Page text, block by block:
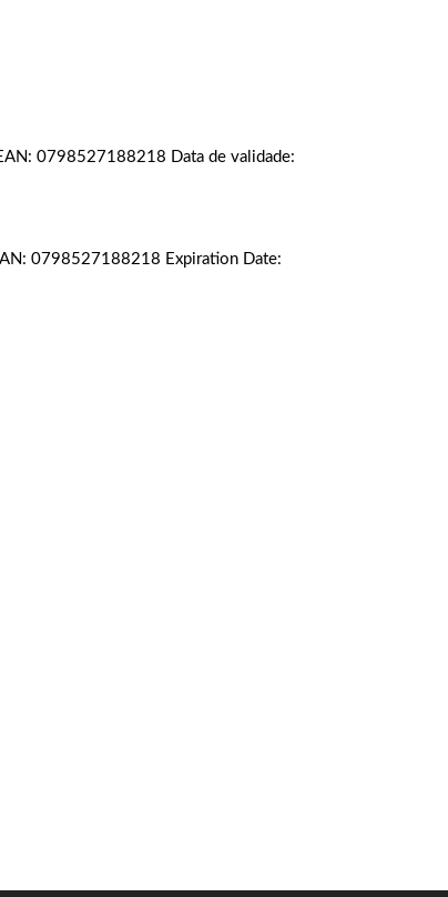
0798527188218 Data de validade:
0798527188218 Expiration Date: